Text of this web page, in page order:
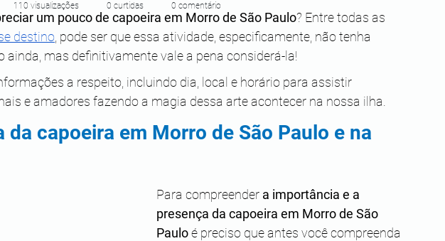
um pouco de capoeira em Morro de São Paulo? Entre todas as
destino , pode ser que essa atividade, especificamente, não tenha
ainda, mas definitivamente vale a pena considerá-la!
a respeito, incluindo dia, local e horário para assistir
e amadores fazendo a magia dessa arte acontecer na nossa ilha.
capoeira em Morro de São Paulo e na
Para compreender a importância e a
presença da capoeira em Morro de São
Paulo é preciso que antes você compreenda
110 visualizações 0 curtidas 0 comentário